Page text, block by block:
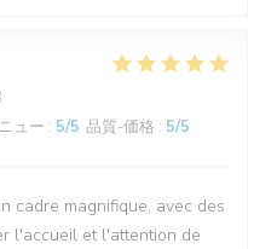
ュー : 5/5 品質-価格 : 5/5
cadre magnifique, avec des
l'accueil et l'attention de